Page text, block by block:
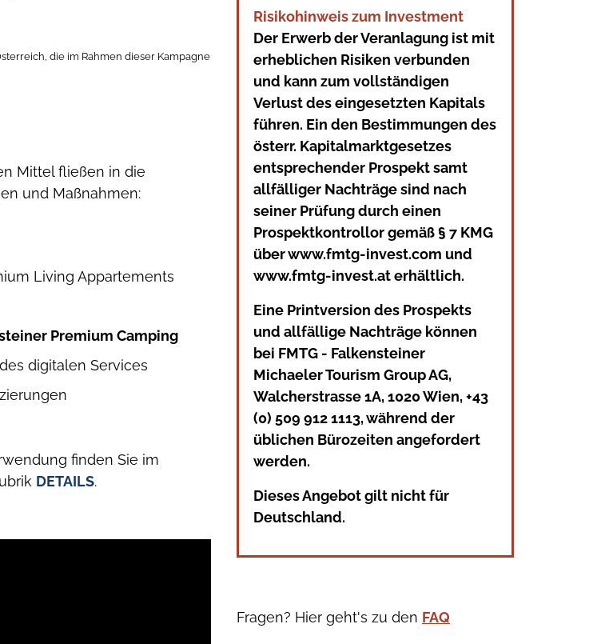
die im Rahmen dieser Kampagne
Mittel fließen in die
und Maßnahmen:
Living Appartements
Premium Camping
digitalen Services
finden Sie im
DETAILS.
Risikohinweis zum Investment
Der Erwerb der Veranlagung ist mit
erheblichen Risiken verbunden
und kann zum vollständigen
Verlust des eingesetzten Kapitals
führen. Ein den Bestimmungen des
österr. Kapitalmarktgesetzes
entsprechender Prospekt samt
allfälliger Nachträge sind nach
seiner Prüfung durch einen
Prospektkontrollor gemäß § 7 KMG
über www.fmtg-invest.com und
www.fmtg-invest.at erhältlich.
Eine Printversion des Prospekts
und allfällige Nachträge können
bei FMTG - Falkensteiner
Michaeler Tourism Group AG,
Walcherstrasse 1A, 1020 Wien, +43
(0) 509 912 1113, während der
üblichen Bürozeiten angefordert
werden.
Dieses Angebot gilt nicht für
Deutschland.
Fragen? Hier geht's zu den FAQ